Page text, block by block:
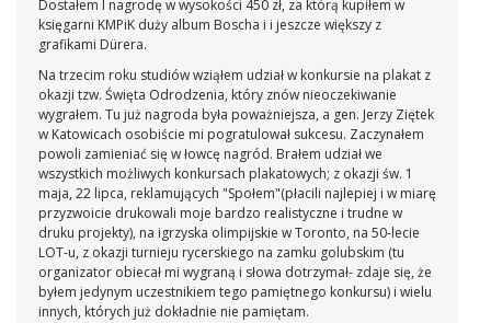
Dostałem I nagrodę w wysokości 450 zł, za którą kupiłem w
księgarni KMPiK duży album Boscha i i jeszcze większy z
grafikami Dürera.
Na trzecim roku studiów wziąłem udział w konkursie na plakat z
okazji tzw. Święta Odrodzenia, który znów nieoczekiwanie
wygrałem. Tu już nagroda była poważniejsza, a gen. Jerzy Ziętek
w Katowicach osobiście mi pogratulował sukcesu. Zaczynałem
powoli zamieniać się w łowcę nagród. Brałem udział we
wszystkich możliwych konkursach plakatowych; z okazji św. 1
maja, 22 lipca, reklamujących "Społem"(płacili najlepiej i w miarę
przyzwoicie drukowali moje bardzo realistyczne i trudne w
druku projekty), na igrzyska olimpijskie w Toronto, na 50-lecie
LOT-u, z okazji turnieju rycerskiego na zamku golubskim (tu
organizator obiecał mi wygraną i słowa dotrzymał- zdaje się, że
byłem jedynym uczestnikiem tego pamiętnego konkursu) i wielu
innych, których już dokładnie nie pamiętam.